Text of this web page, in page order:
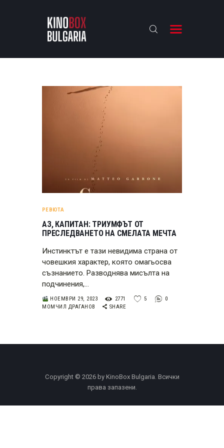
KINOBOX BULGARIA
БАХТИ НАГРАДИТЕ
РЕВЮТА
АЗ, КАПИТАН: ТРИУМФЪТ ОТ
ПРЕСЛЕДВАНЕТО НА СМЕЛАТА МЕЧТА
Инстинктът е тази невидима страна от
човешкия характер, която омагьосва
съзнанието. Разводнява мисълта на
подчинения,…
НОЕМВРИ 29, 2023 2771 5
0
МОМЧИЛ ДРАГАНОВ
SHARE
Copyright © 2026 by KinoBox Bulgaria. Всички
права запазени.